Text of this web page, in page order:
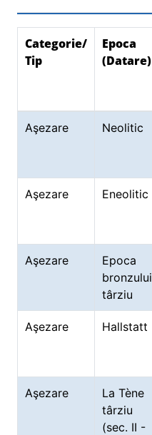
Categorie/
Tip
Epoca
(Datare)
Aşezare Neolitic
Aşezare Eneolitic
Aşezare
Epoca
bronzului
târziu
Aşezare Hallstatt
Aşezare
La Tène
târziu
(sec. II -